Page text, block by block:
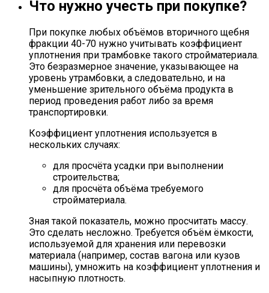
Что нужно учесть при покупке?
При покупке любых объёмов вторичного щебня
фракции 40-70 нужно учитывать коэффициент
уплотнения при трамбовке такого стройматериала.
Это безразмерное значение, указывающее на
уровень утрамбовки, а следовательно, и на
уменьшение зрительного объёма продукта в
период проведения работ либо за время
транспортировки.
Коэффициент уплотнения используется в
нескольких случаях:
для просчёта усадки при выполнении
строительства;
для просчёта объёма требуемого
стройматериала.
Зная такой показатель, можно просчитать массу.
Это сделать несложно. Требуется объём ёмкости,
используемой для хранения или перевозки
материала (например, состав вагона или кузов
машины), умножить на коэффициент уплотнения и
насыпную плотность.